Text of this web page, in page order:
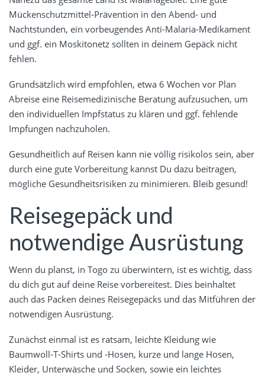
Mückenschutzmittel-Prävention in den Abend- und
Nachtstunden, ein vorbeugendes Anti-Malaria-Medikament
und ggf. ein Moskitonetz sollten in deinem Gepäck nicht
fehlen.
Grundsätzlich wird empfohlen, etwa 6 Wochen vor Plan
Abreise eine Reisemedizinische Beratung aufzusuchen, um
den individuellen Impfstatus zu klären und ggf. fehlende
Impfungen nachzuholen.
Gesundheitlich auf Reisen kann nie völlig risikolos sein, aber
durch eine gute Vorbereitung kannst Du dazu beitragen,
mögliche Gesundheitsrisiken zu minimieren. Bleib gesund!
Reisegepäck und
notwendige Ausrüstung
Wenn du planst, in Togo zu überwintern, ist es wichtig, dass
du dich gut auf deine Reise vorbereitest. Dies beinhaltet
auch das Packen deines Reisegepäcks und das Mitführen der
notwendigen Ausrüstung.
Zunächst einmal ist es ratsam, leichte Kleidung wie
Baumwoll-T-Shirts und -Hosen, kurze und lange Hosen,
Kleider, Unterwäsche und Socken, sowie ein leichtes